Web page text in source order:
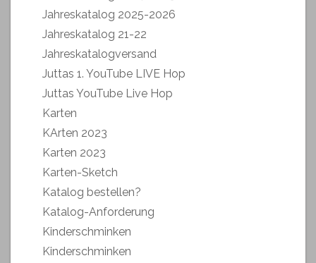
Jahreskatalog 2025-2026
Jahreskatalog 21-22
Jahreskatalogversand
Juttas 1. YouTube LIVE Hop
Juttas YouTube Live Hop
Karten
KArten 2023
Karten 2023
Karten-Sketch
Katalog bestellen?
Katalog-Anforderung
Kinderschminken
Kinderschminken